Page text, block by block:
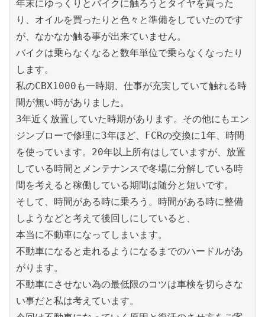
年末にゆっくりとバイクに触ろうとタイヤを買った
り、オイルを買ったりと色々と準備をしていたのです
が、なかなか触る事が出来ていません。
バイクは乗らなくなると数年単位で乗らなくなったり
します。
私のCBX1000も一時期、仕事が充実していて触れる時
間が無い時がありました。
3年近く放置していた時期があります。その他にもエン
ジンブローで修理に3年ほど、FCRの交換に1年、時間
を使っています。20年以上所有はしていますが、放置
している時間とメンテナンスで冬場に分解している時
間を考えると稼働している期間は随分と短いです。
そして、時間がある時に乗ろう。時間がある時に整備
しようなどと考えて後回しにしていると、
本当に不動車になってしまいます。
不動車になると走れるようになるまでのハードルがあ
がります。
不動車にさせない為の最低限のコツは車検を切らさな
い事だと私は考えています。